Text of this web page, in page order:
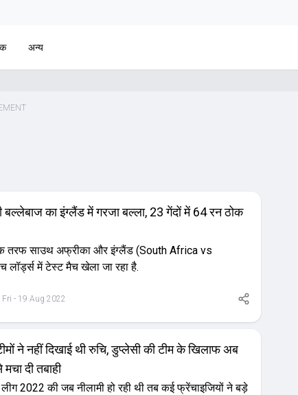
अन्य
बल्लेबाज का इंग्लैंड में गरजा बल्ला, 23 गेंदों में 64 रन ठोक
तरफ साउथ अफ्रीका और इंग्लैंड (South Africa vs
लॉर्ड्स में टेस्ट मैच खेला जा रहा है.
Fri - 19 Aug 2022
ने नहीं दिखाई थी रुचि, डुप्लेसी की टीम के खिलाफ अब
दी तबाही
लीग 2022 की जब नीलामी हो रही थी तब कई फ्रेंचाइजियों ने बड़े